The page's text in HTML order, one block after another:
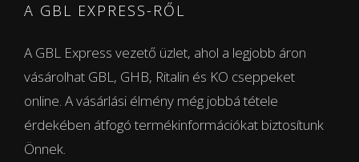
A GBL EXPRESS-RŐL
A GBL Express vezető üzlet, ahol a legjobb áron
vásárolhat GBL, GHB, Ritalin és KO cseppeket
online. A vásárlási élmény még jobbá tétele
érdekében átfogó termékinformációkat biztosítunk
Önnek.